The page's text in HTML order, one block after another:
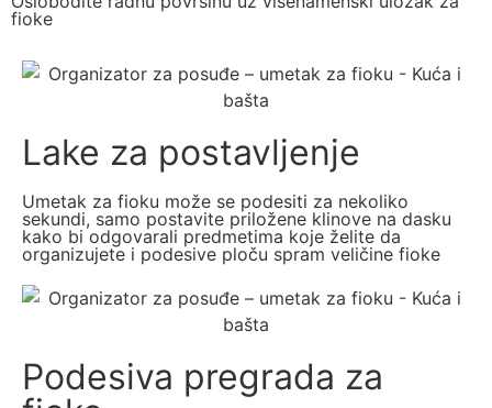
fioke
Lake za postavljenje
Umetak za fioku može se podesiti za nekoliko
sekundi, samo postavite priložene klinove na dasku
kako bi odgovarali predmetima koje želite da
organizujete i podesive ploču spram veličine fioke
Podesiva pregrada za